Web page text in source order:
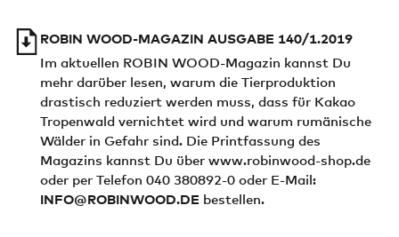
ROBIN WOOD-MAGAZIN AUSGABE 140/1.2019
Im aktuellen ROBIN WOOD-Magazin kannst Du
mehr darüber lesen, warum die Tierproduktion
drastisch reduziert werden muss, dass für Kakao
Tropenwald vernichtet wird und warum rumänische
Wälder in Gefahr sind. Die Printfassung des
Magazins kannst Du über www.robinwood-shop.de
oder per Telefon 040 380892-0 oder E-Mail:
INFO@ROBINWOOD.DE bestellen.